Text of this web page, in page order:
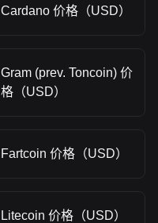
Cardano 价格（USD）
Gram (prev. Toncoin) 价
格（USD）
Fartcoin 价格（USD）
Litecoin 价格（USD）